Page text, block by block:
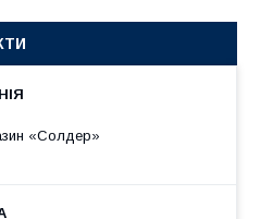
«Солдер»